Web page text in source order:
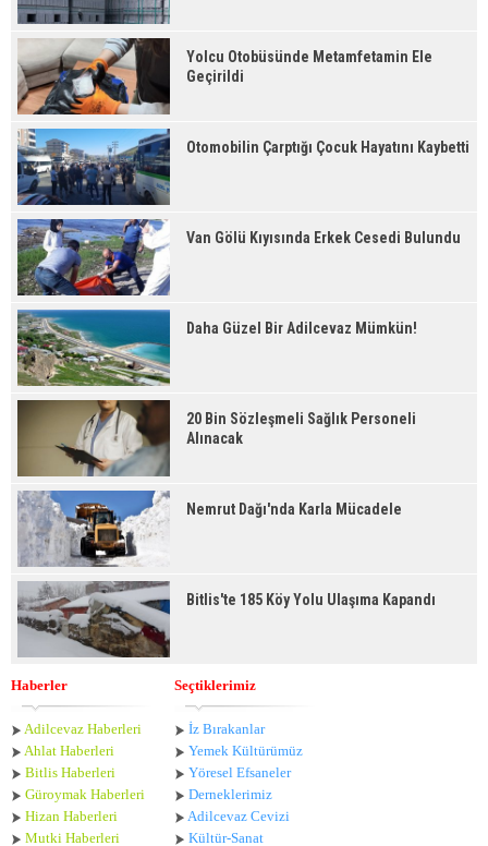
Yolcu Otobüsünde Metamfetamin Ele
Geçirildi
Otomobilin Çarptığı Çocuk Hayatını Kaybetti
Van Gölü Kıyısında Erkek Cesedi Bulundu
Daha Güzel Bir Adilcevaz Mümkün!
20 Bin Sözleşmeli Sağlık Personeli
Alınacak
Nemrut Dağı'nda Karla Mücadele
Bitlis'te 185 Köy Yolu Ulaşıma Kapandı
Haberler
Adilcevaz Haberleri
Ahlat Haberleri
Bitlis Haberleri
Güroymak Haberleri
Hizan Haberleri
Mutki Haberleri
Seçtiklerimiz
İz Bırakanlar
Yemek Kültürümüz
Yöresel Efsaneler
Derneklerimiz
Adilcevaz Cevizi
Kültür-Sanat